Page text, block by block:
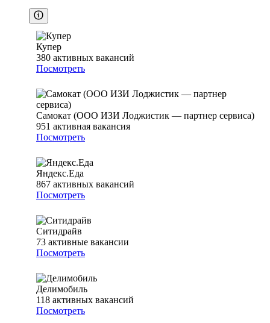
Купер
380 активных вакансий
Посмотреть
Самокат (ООО ИЗИ Лоджистик — партнер сервиса)
951 активная вакансия
Посмотреть
Яндекс.Еда
867 активных вакансий
Посмотреть
Ситидрайв
73 активные вакансии
Посмотреть
Делимобиль
118 активных вакансий
Посмотреть